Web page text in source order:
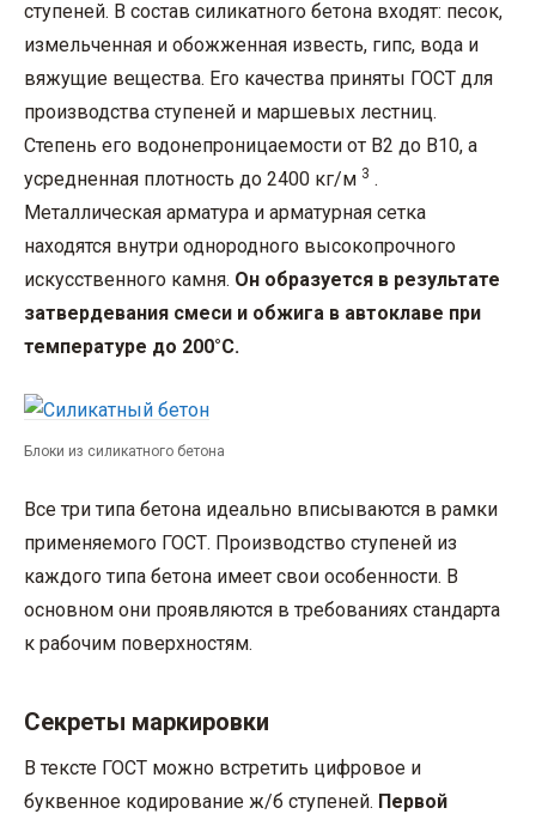
ступеней. В состав силикатного бетона входят: песок,
измельченная и обожженная известь, гипс, вода и
вяжущие вещества. Его качества приняты ГОСТ для
производства ступеней и маршевых лестниц.
Степень его водонепроницаемости от В2 до В10, а
усредненная плотность до 2400 кг/м 3 .
Металлическая арматура и арматурная сетка
находятся внутри однородного высокопрочного
искусственного камня. Он образуется в результате
затвердевания смеси и обжига в автоклаве при
температуре до 200°С.
Блоки из силикатного бетона
Все три типа бетона идеально вписываются в рамки
применяемого ГОСТ. Производство ступеней из
каждого типа бетона имеет свои особенности. В
основном они проявляются в требованиях стандарта
к рабочим поверхностям.
Секреты маркировки
В тексте ГОСТ можно встретить цифровое и
буквенное кодирование ж/б ступеней. Первой